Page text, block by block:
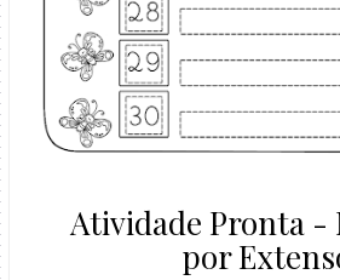
Atividade Pronta -
por